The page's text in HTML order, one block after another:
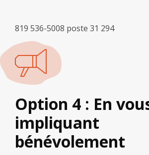
819 536-5008 poste 31 294
Option 4 : En
impliquant
bénévolement